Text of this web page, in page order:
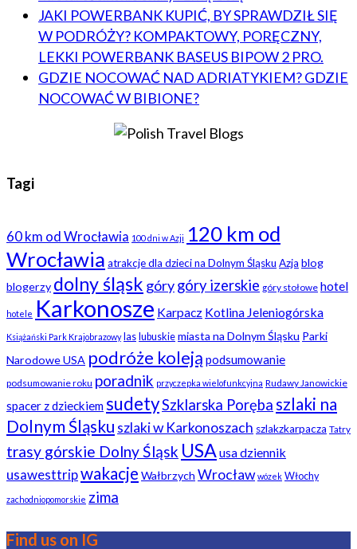
JAKI POWERBANK KUPIĆ, BY SPRAWDZIŁ SIĘ
W PODRÓŻY? KOMPAKTOWY, PORĘCZNY,
LEKKI POWERBANK BASEUS BIPOW 2 PRO.
GDZIE NOCOWAĆ NAD ADRIATYKIEM? GDZIE
NOCOWAĆ W BIBIONE?
Tagi
60 km od Wrocławia 100 dni w Azji 120 km od
Wrocławia atrakcje dla dzieci na Dolnym Śląsku Azja blog
blogerzy dolny śląsk górygóry izerskie góry stołowe hotel
hotele Karkonosze Karpacz Kotlina Jeleniogórska
Książański Park Krajobrazowy las lubuskie miasta na Dolnym Śląsku Parki
Narodowe USA podróże koleją podsumowanie
podsumowanie roku poradnik przyczepka wielofunkcyjna Rudawy Janowickie
spacer z dzieckiemsudetySzklarska Porębaszlaki na
Dolnym Śląsku szlaki w Karkonoszach szlakzkarpacza Tatry
trasy górskie Dolny Śląsk USAusa dziennik
usawesttripwakacje Wałbrzych Wrocław wózek Włochy
zachodniopomorskie zima
Find us on IG